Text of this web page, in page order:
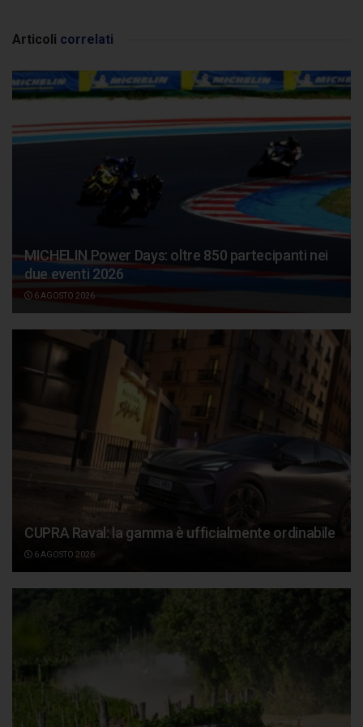
Articoli correlati
MICHELIN Power Days: oltre 850 partecipanti nei
due eventi 2026
6 AGOSTO 2026
CUPRA Raval: la gamma è ufficialmente ordinabile
6 AGOSTO 2026